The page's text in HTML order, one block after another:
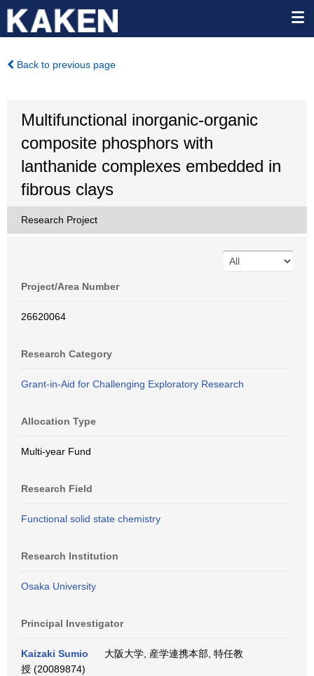
Back to previous page
Multifunctional inorganic-organic
composite phosphors with
lanthanide complexes embedded in
fibrous clays
Research Project
Project/Area Number
26620064
Research Category
Grant-in-Aid for Challenging Exploratory Research
Allocation Type
Multi-year Fund
Research Field
Functional solid state chemistry
Research Institution
Osaka University
Principal Investigator
Kaizaki Sumio
大阪大学, 産学連携本部, 特任教
授 (20089874)